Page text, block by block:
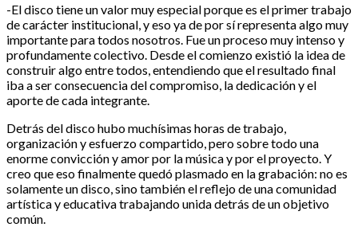
-El disco tiene un valor muy especial porque es el primer trabajo
de carácter institucional, y eso ya de por sí representa algo muy
importante para todos nosotros. Fue un proceso muy intenso y
profundamente colectivo. Desde el comienzo existió la idea de
construir algo entre todos, entendiendo que el resultado final
iba a ser consecuencia del compromiso, la dedicación y el
aporte de cada integrante.
Detrás del disco hubo muchísimas horas de trabajo,
organización y esfuerzo compartido, pero sobre todo una
enorme convicción y amor por la música y por el proyecto. Y
creo que eso finalmente quedó plasmado en la grabación: no es
solamente un disco, sino también el reflejo de una comunidad
artística y educativa trabajando unida detrás de un objetivo
común.